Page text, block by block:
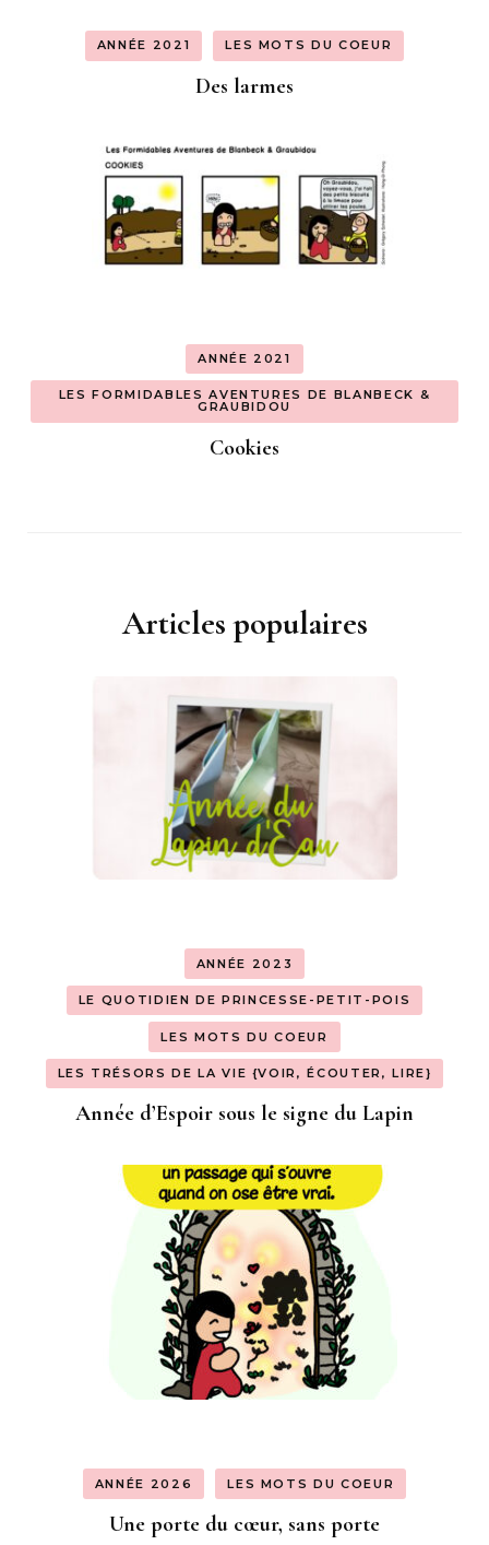
ANNÉE 2021 LES MOTS DU COEUR
Des larmes
ANNÉE 2021
LES FORMIDABLES AVENTURES DE BLANBECK &
GRAUBIDOU
Cookies
Articles populaires
ANNÉE 2023
LE QUOTIDIEN DE PRINCESSE-PETIT-POIS
LES MOTS DU COEUR
LES TRÉSORS DE LA VIE {VOIR, ÉCOUTER, LIRE}
Année d’Espoir sous le signe du Lapin
ANNÉE 2026 LES MOTS DU COEUR
Une porte du cœur, sans porte